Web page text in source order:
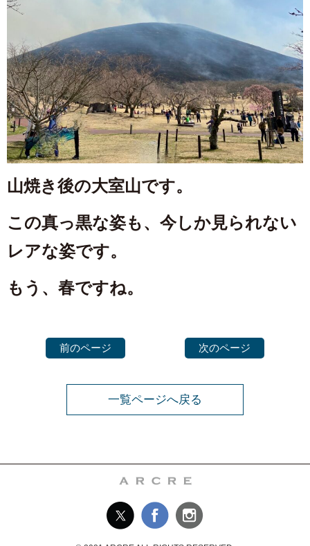
山焼き後の大室山です。
この真っ黒な姿も、今しか見られない
レアな姿です。
もう、春ですね。
前のページ 次のページ
一覧ページへ戻る